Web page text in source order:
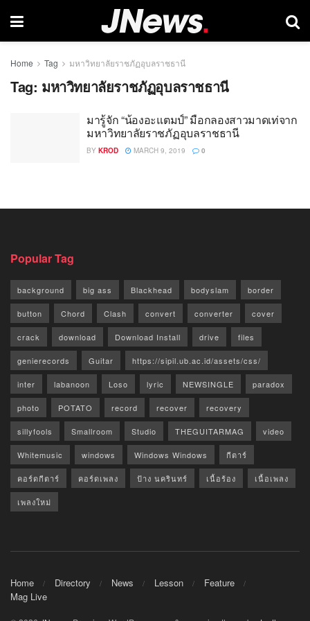
Home Tag มหาวิทยาลัยราชภัฏอุบลราชธานี
Tag: มหาวิทยาลัยราชภัฏอุบลราชธานี
มารู้จัก “น้องอะแตมป์” มือกลองสาวมาดเท่จาก
มหาวิทยาลัยราชภัฏอุบลราชธานี
BY KROD MARCH 9, 2019 0
Popular Tag
background big ass Blackhead bodyslam border
button Chord Clash convert converter cover
crack download Download Install drive files
genierecords Guitar https://sipil.ub.ac.id/assets/css/
inter labanoon Loso lyric NEWSINGLE paradox
photo POTATO record recover recovery
sillyfools Smallroom Studio THEGUITARMAG video
Whitemusic windows Windows Windows กีตาร์
คอร์ดกีตาร์ คอร์ดเพลง ป้าง นครินทร์ เนื้อร้อง เนื้อเพลง
เพลงใหม่
Home Directory News Lesson
Feature
Mag Live